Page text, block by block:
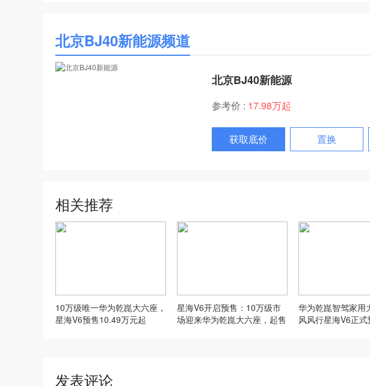
北京BJ40新能源频道
北京BJ40新能源
参考价 : 17.98万起
获取底价 置换
相关推荐
10万级唯一华为乾崑大六座，
星海V6预售10.49万元起
星海V6开启预售：10万级市
场迎来华为乾崑大六座，起售
华为乾崑智驾家用
风风行星海V6正式
发表评论